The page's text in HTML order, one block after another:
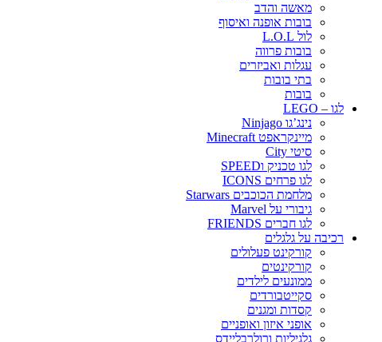
מאשה והדב
בובות אופנה ואיסוף
לול L.O.L
בובות פרווה
עגלות ואביזרים
בתי בובות
בובות
לגו – LEGO
נינג’גו Ninjago
מיינקראפט Minecraft
סיטי City
לגו טכניק וSPEED
לגו פרחים ICONS
מלחמת הכוכבים Starwars
גיבורי על Marvel
לגו חברים FRIENDS
רכיבה על גלגלים
קורקינט פעלולים
קורקינטים
ממונעים לילדים
סקייטבורדים
קסדות ומגנים
אופני איזון ואופניים
גלגיליות ורולרבליידס